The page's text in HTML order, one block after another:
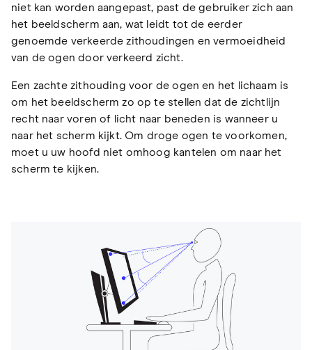
niet kan worden aangepast, past de gebruiker zich aan
het beeldscherm aan, wat leidt tot de eerder
genoemde verkeerde zithoudingen en vermoeidheid
van de ogen door verkeerd zicht.
Een zachte zithouding voor de ogen en het lichaam is
om het beeldscherm zo op te stellen dat de zichtlijn
recht naar voren of licht naar beneden is wanneer u
naar het scherm kijkt. Om droge ogen te voorkomen,
moet u uw hoofd niet omhoog kantelen om naar het
scherm te kijken.